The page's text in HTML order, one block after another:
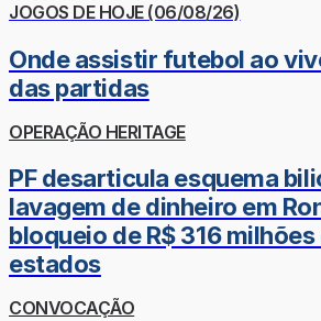
JOGOS DE HOJE (06/08/26)
Onde assistir futebol ao
das partidas
OPERAÇÃO HERITAGE
PF desarticula esquema
lavagem de dinheiro em
bloqueio de R$ 316
estados
CONVOCAÇÃO